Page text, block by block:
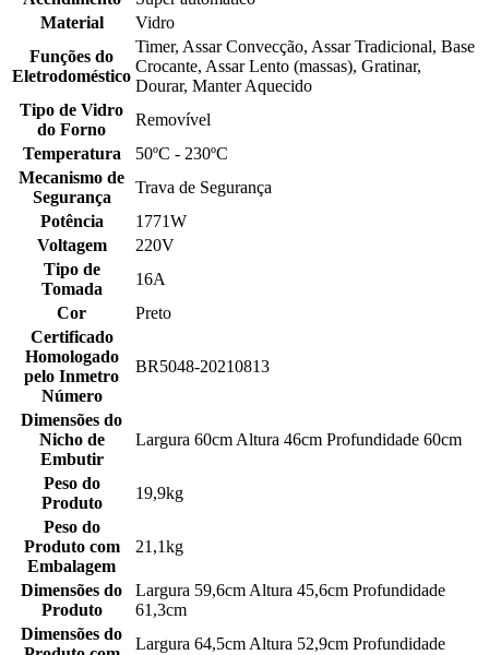
Material
Vidro
Funções do
Eletrodoméstico
Timer, Assar Convecção, Assar Tradicional, Base
Crocante, Assar Lento (massas), Gratinar,
Dourar, Manter Aquecido
Tipo de Vidro
do Forno
Removível
Temperatura
50ºC - 230ºC
Mecanismo de
Segurança
Trava de Segurança
Potência
1771W
Voltagem
220V
Tipo de
Tomada
16A
Cor
Preto
Certificado
Homologado
pelo Inmetro
Número
BR5048-20210813
Dimensões do
Nicho de
Embutir
Largura 60cm Altura 46cm Profundidade 60cm
Peso do
Produto
19,9kg
Peso do
Produto com
Embalagem
21,1kg
Dimensões do
Produto
Largura 59,6cm Altura 45,6cm Profundidade
61,3cm
Dimensões do
Largura 64,5cm Altura 52,9cm Profundidade